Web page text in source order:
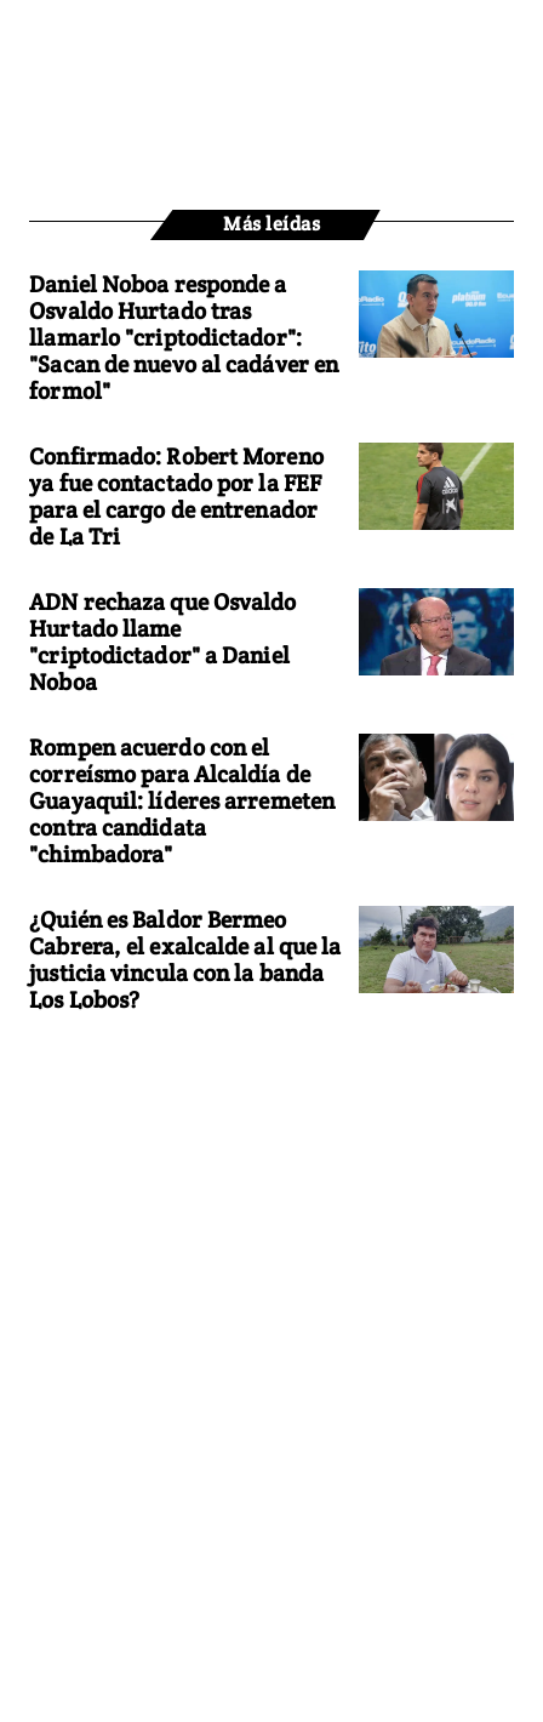
Más leídas
Daniel Noboa responde a
Osvaldo Hurtado tras
llamarlo "criptodictador":
"Sacan de nuevo al cadáver en
formol"
Confirmado: Robert Moreno
ya fue contactado por la FEF
para el cargo de entrenador
de La Tri
ADN rechaza que Osvaldo
Hurtado llame
"criptodictador" a Daniel
Noboa
Rompen acuerdo con el
correísmo para Alcaldía de
Guayaquil: líderes arremeten
contra candidata
"chimbadora"
¿Quién es Baldor Bermeo
Cabrera, el exalcalde al que la
justicia vincula con la banda
Los Lobos?